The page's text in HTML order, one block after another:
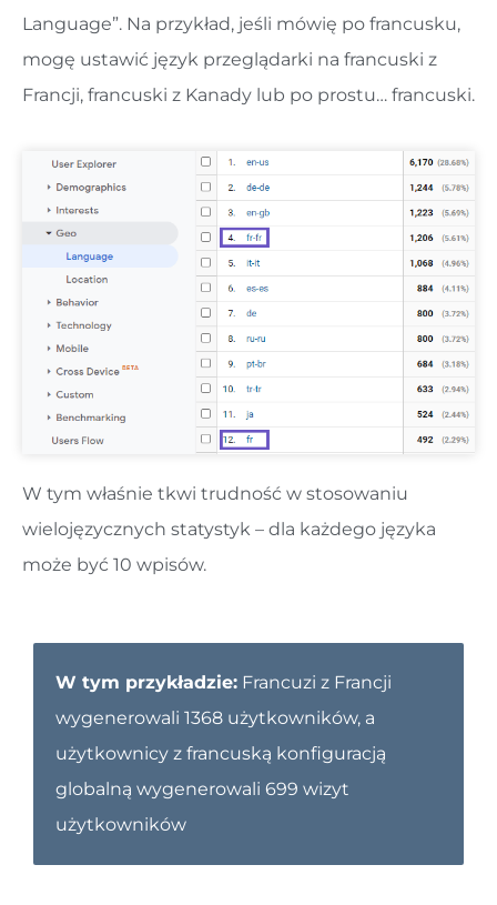
Language”. Na przykład, jeśli mówię po francusku,
mogę ustawić język przeglądarki na francuski z
Francji, francuski z Kanady lub po prostu… francuski.
W tym właśnie tkwi trudność w stosowaniu
wielojęzycznych statystyk – dla każdego języka
może być 10 wpisów.
W tym przykładzie: Francuzi z Francji
wygenerowali 1368 użytkowników, a
użytkownicy z francuską konfiguracją
globalną wygenerowali 699 wizyt
użytkowników